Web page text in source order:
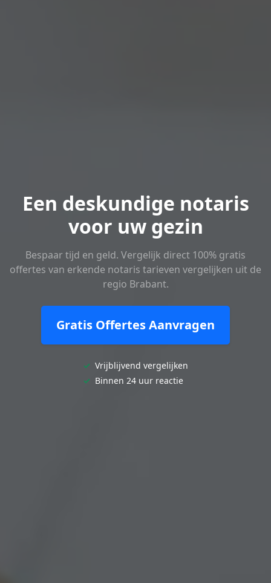
Een deskundige notaris
voor uw gezin
Bespaar tijd en geld. Vergelijk direct 100% gratis
offertes van erkende notaris tarieven vergelijken uit de
regio Brabant.
Gratis Offertes Aanvragen
✓ Vrijblijvend vergelijken
✓ Binnen 24 uur reactie